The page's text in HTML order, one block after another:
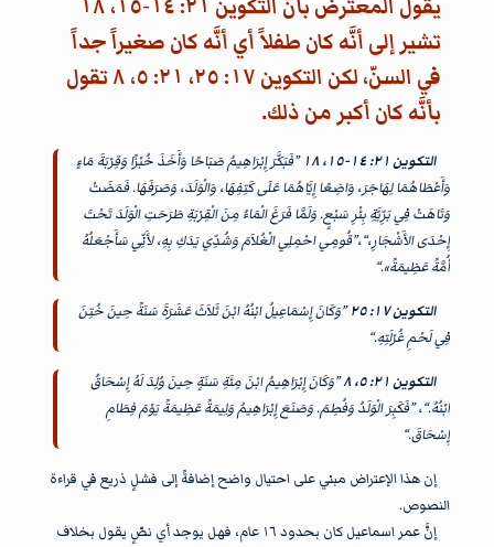
يقول المعترض بأنَّ التكوين ٢١: ١٤-١٥، ١٨
تشير إلى أنَّه كان طفلاً أي أنَّه كان صغيراً جداً
في السنّ، لكن التكوين ١٧: ٢٥، ٢١: ٥، ٨ تقول
بأنَّه كان أكبر من ذلك.
التكوين ٢١: ١٤-١٥، ١٨
”فَبَكَّرَ إِبْرَاهِيمُ صَبَاحًا وَأَخَذَ خُبْزًا وَقِرْبَةَ مَاءٍ
وَأَعْطَاهُمَا لِهَاجَرَ، وَاضِعًا إِيَّاهُمَا عَلَى كَتِفِهَا، وَالْوَلَدَ، وَصَرَفَهَا. فَمَضَتْ
وَتَاهَتْ فِي بَرِّيَّةِ بِئْرِ سَبْعٍ. وَلَمَّا فَرَغَ الْمَاءُ مِنَ الْقِرْبَةِ طَرَحَتِ الْوَلَدَ تَحْتَ
إِحْدَى الأَشْجَارِ،“،”قُومِي احْمِلِي الْغُلاَمَ وَشُدِّي يَدَكِ بِهِ، لأَنِّي سَأَجْعَلُهُ
أُمَّةً عَظِيمَةً».“
التكوين ١٧: ٢٥
”وَكَانَ إِسْمَاعِيلُ ابْنُهُ ابْنَ ثَلاَثَ عَشَرَةَ سَنَةً حِينَ خُتِنَ
فِي لَحْمِ غُرْلَتِهِ.“
التكوين ٢١: ٥، ٨
”وَكَانَ إِبْرَاهِيمُ ابْنَ مِئَةِ سَنَةٍ حِينَ وُلِدَ لَهُ إِسْحَاقُ
ابْنُهُ.“، ”فَكَبِرَ الْوَلَدُ وَفُطِمَ. وَصَنَعَ إِبْرَاهِيمُ وَلِيمَةً عَظِيمَةً يَوْمَ فِطَامِ
إِسْحَاقَ.“
إن هذا الإعتراض مبني على احتيال واضح إضافةً إلى فشلٍ ذريع في قراءة
النصوص.
إنَّ عمر اسماعيل كان بحدود ١٦ عام، فهل يوجد أي نصٍّ يقول بخلاف